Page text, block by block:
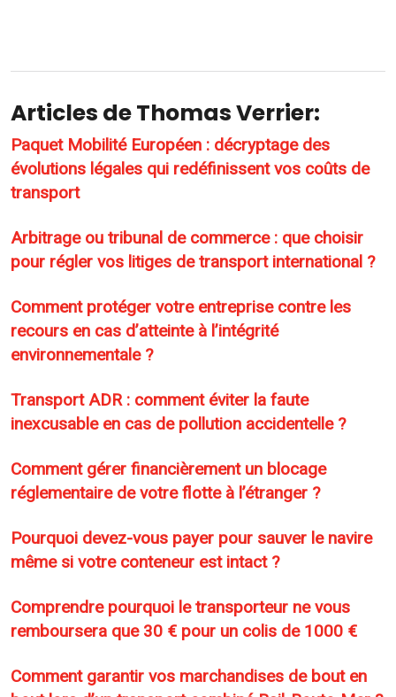
Articles de Thomas Verrier:
Paquet Mobilité Européen : décryptage des
évolutions légales qui redéfinissent vos coûts de
transport
Arbitrage ou tribunal de commerce : que choisir
pour régler vos litiges de transport international ?
Comment protéger votre entreprise contre les
recours en cas d’atteinte à l’intégrité
environnementale ?
Transport ADR : comment éviter la faute
inexcusable en cas de pollution accidentelle ?
Comment gérer financièrement un blocage
réglementaire de votre flotte à l’étranger ?
Pourquoi devez-vous payer pour sauver le navire
même si votre conteneur est intact ?
Comprendre pourquoi le transporteur ne vous
remboursera que 30 € pour un colis de 1000 €
Comment garantir vos marchandises de bout en